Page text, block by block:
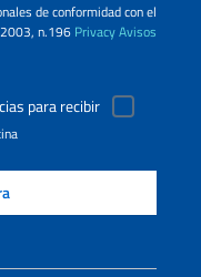
de conformidad con el
n.196 PrivacyAvisos
para recibir